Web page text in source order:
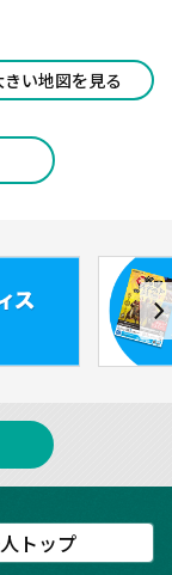
きい地図を見る
トップ